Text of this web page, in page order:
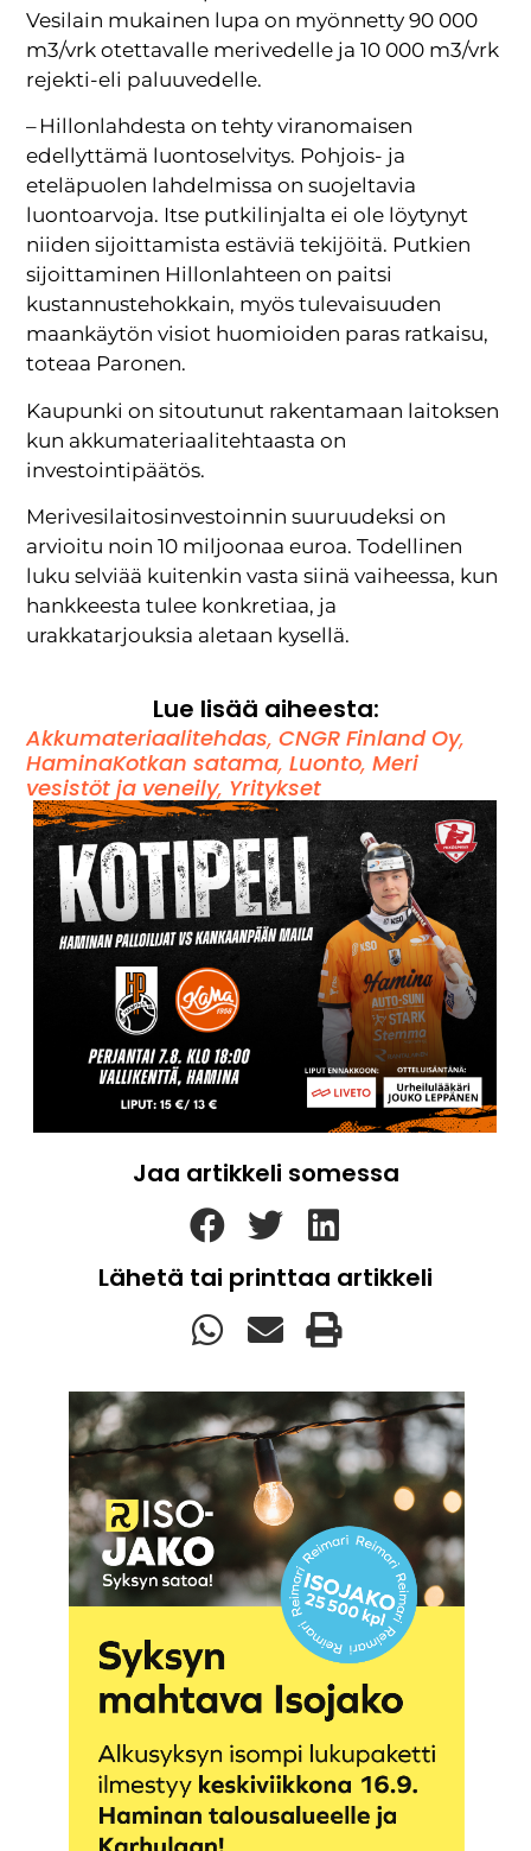
Vesilain mukainen lupa on myönnetty 90 000
m3/vrk otettavalle merivedelle ja 10 000 m3/vrk
rejekti-eli paluuvedelle.
– Hillonlahdesta on tehty viranomaisen
edellyttämä luontoselvitys. Pohjois- ja
eteläpuolen lahdelmissa on suojeltavia
luontoarvoja. Itse putkilinjalta ei ole löytynyt
niiden sijoittamista estäviä tekijöitä. Putkien
sijoittaminen Hillonlahteen on paitsi
kustannustehokkain, myös tulevaisuuden
maankäytön visiot huomioiden paras ratkaisu,
toteaa Paronen.
Kaupunki on sitoutunut rakentamaan laitoksen
kun akkumateriaalitehtaasta on
investointipäätös.
Merivesilaitosinvestoinnin suuruudeksi on
arvioitu noin 10 miljoonaa euroa. Todellinen
luku selviää kuitenkin vasta siinä vaiheessa, kun
hankkeesta tulee konkretiaa, ja
urakkatarjouksia aletaan kysellä.
Lue lisää aiheesta:
Akkumateriaalitehdas,CNGR Finland Oy,
HaminaKotkan satama,Luonto,Meri
vesistöt ja veneily, Yritykset
Jaa artikkeli somessa
Lähetä tai printtaa artikkeli